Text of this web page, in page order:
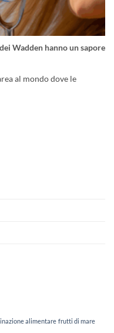
Wadden hanno un sapore
al mondo dove le
alimentare frutti di mare